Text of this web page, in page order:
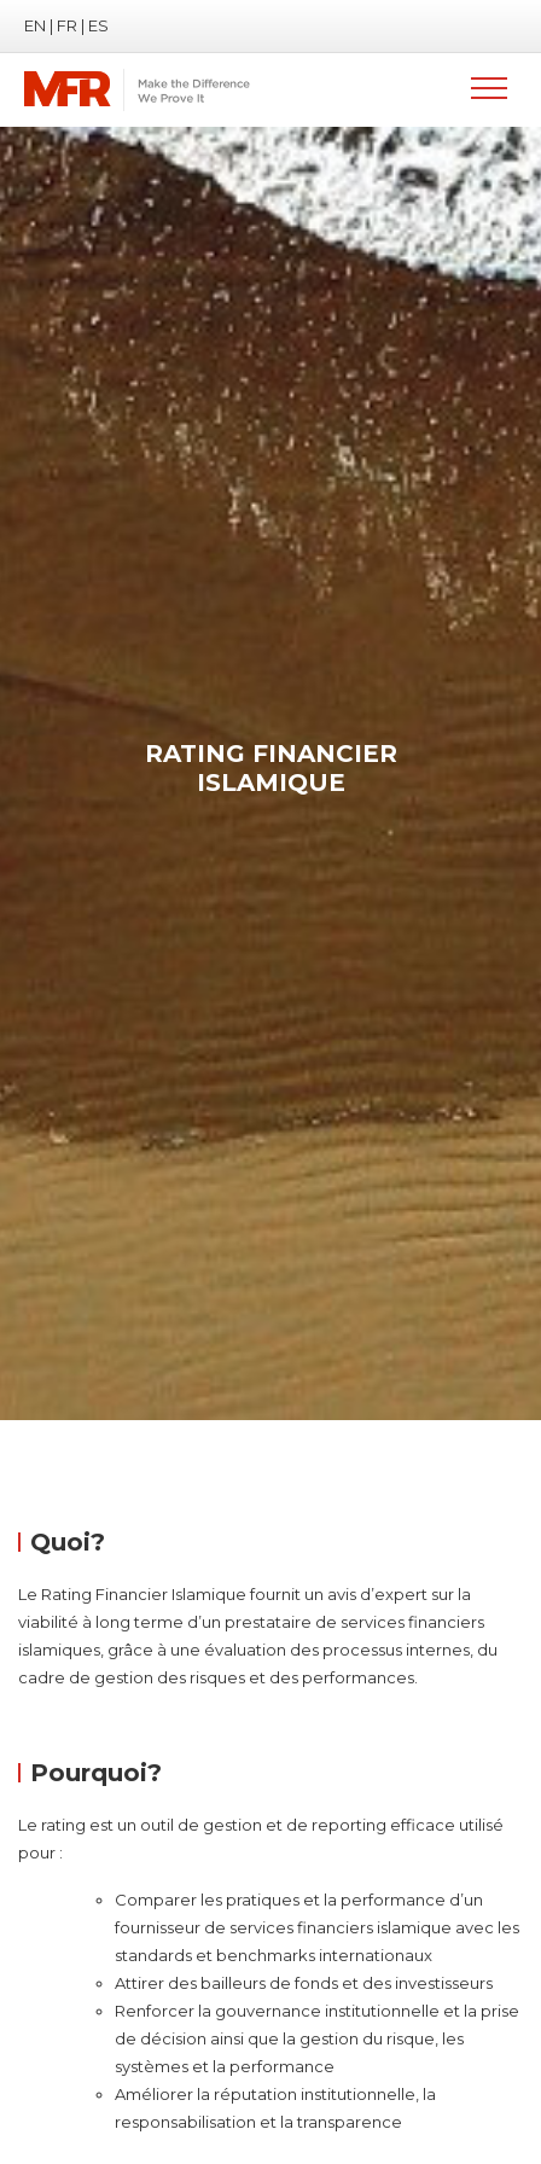
EN | FR | ES
RATING FINANCIER
ISLAMIQUE
Quoi?
Le Rating Financier Islamique fournit un avis d’expert sur la
viabilité à long terme d’un prestataire de services financiers
islamiques, grâce à une évaluation des processus internes, du
cadre de gestion des risques et des performances.
Pourquoi?
Le rating est un outil de gestion et de reporting efficace utilisé
pour :
Comparer les pratiques et la performance d’un
fournisseur de services financiers islamique avec les
standards et benchmarks internationaux
Attirer des bailleurs de fonds et des investisseurs
Renforcer la gouvernance institutionnelle et la prise
de décision ainsi que la gestion du risque, les
systèmes et la performance
Améliorer la réputation institutionnelle, la
responsabilisation et la transparence